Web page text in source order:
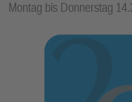
Montag bis Donnerstag